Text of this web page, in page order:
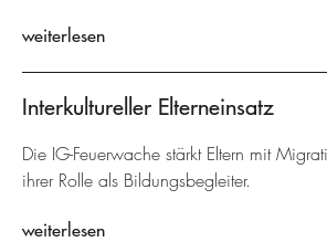
weiterlesen
Interkultureller Elterneinsatz
Die IG-Feuerwache stärkt Eltern mit
ihrer Rolle als Bildungsbegleiter.
weiterlesen